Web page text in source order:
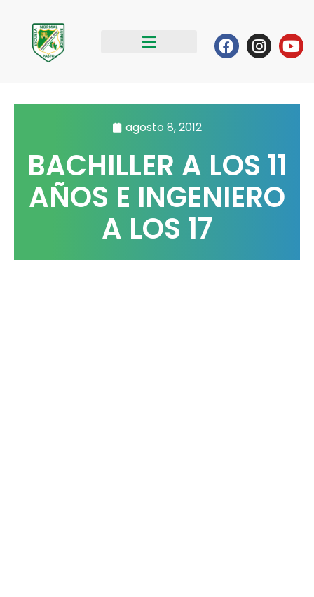
contenido
Facebook
agosto 8, 2012
BACHILLER A LOS 11
AÑOS E INGENIERO
A LOS 17